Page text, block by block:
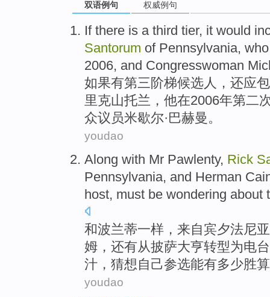
双语例句 权威例句
If there is a third tier, it would
Santorum of Pennsylvania, who
2006, and Congresswoman
如果有第三 阶梯候选人， 还应
里克山托兰， 他在2006年第二
众议员米歇尔·巴赫曼。
youdao
Along with Mr Pawlenty, Rick
Pennsylvania, and Herman
host, must be wondering about
和波兰蒂一样， 来自宾夕法尼
姆，还有从披萨大亨转型为电
汁， 猜想 自己参选能有多少胜
youdao